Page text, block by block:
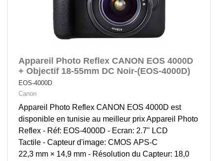
Appareil Photo Reflex CANON EOS 4000D
+ Objectif 18-55mm DC Noir-(EOS-4000D)
EOS-4000D
Canon
Appareil Photo Reflex CANON EOS 4000D est
disponible en tunisie au meilleur prix Appareil Photo
Reflex - Réf: EOS-4000D - Ecran: 2.7" LCD
Tactile - Capteur d'image: CMOS APS-C
22,3 mm × 14,9 mm - Résolution du Capteur: 18,0